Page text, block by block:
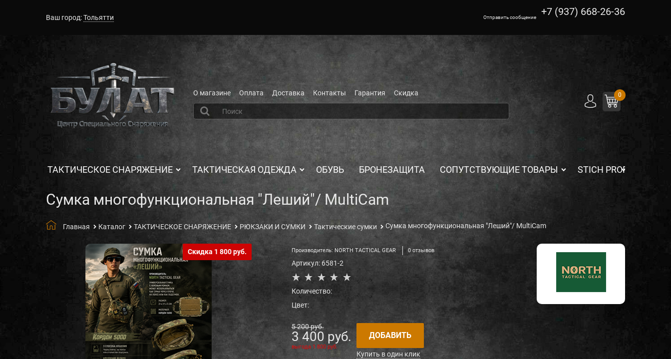
Ваш город:Тольятти Отправить сообщение +7 (937) 668-26-36
О магазине Оплата Доставка Контакты Гарантия Скидка 0
ТАКТИЧЕСКОЕ СНАРЯЖЕНИЕ ТАКТИЧЕСКАЯ ОДЕЖДА ОБУВЬ БРОНЕЗАЩИТА СОПУТСТВУЮЩИЕ ТОВАРЫ STICH PROFI
Сумка многофункциональная "Леший"/ MultiCam
Главная Каталог ТАКТИЧЕСКОЕ СНАРЯЖЕНИЕ РЮКЗАКИ И СУМКИ Тактические сумки Сумка многофункциональная "Леший"/ MultiCam
Скидка 1 800 руб. Производитель: NORTH TACTICAL GEAR 0 отзывов
Артикул: 6581-2
Количество:
Цвет:
5 200 руб.
3 400 руб.
выгода 1 800 руб.
ДОБАВИТЬ
Купить в один клик